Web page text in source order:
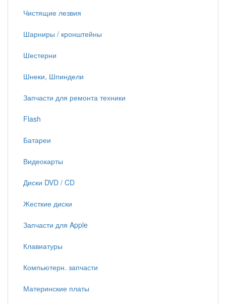
Чистящие лезвия
Шарниры / кронштейны
Шестерни
Шнеки, Шпиндели
Запчасти для ремонта техники
Flash
Батареи
Видеокарты
Диски DVD / CD
Жесткие диски
Запчасти для Apple
Клавиатуры
Компьютерн. запчасти
Материнские платы